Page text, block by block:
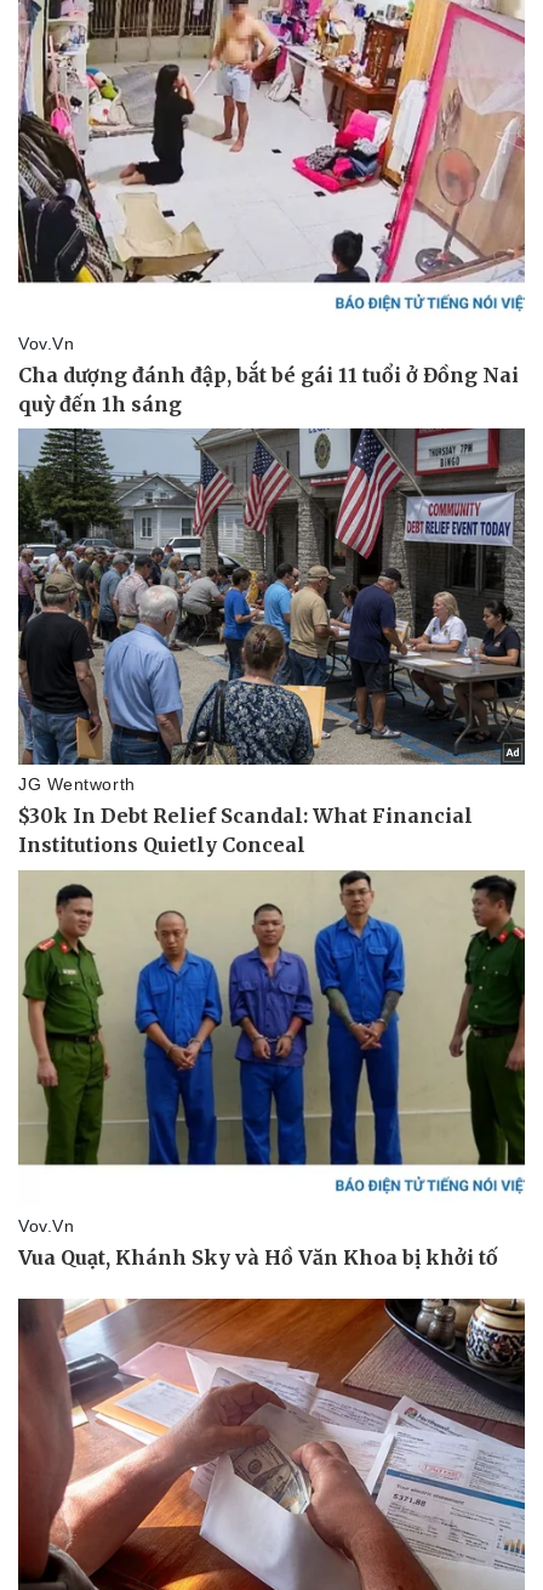
Doanh nghiệp
Thông tin doanh nghiệp
Doanh nghiệp 24h
Doanh nhân
Vì cộng đồng
Công nghệ
Sành điệu
Tin Công nghệ
Trải nghiệm
Chuyển đổi số